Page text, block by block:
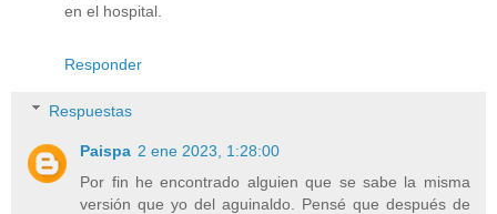
en el hospital.
Responder
Respuestas
Paispa 2 ene 2023, 1:28:00
Por fin he encontrado alguien que se sabe la misma
versión que yo del aguinaldo. Pensé que después de